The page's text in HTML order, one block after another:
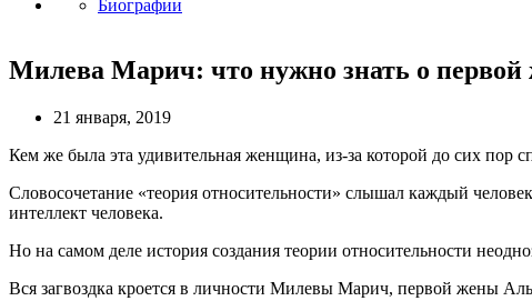
Биографии
Милева Марич: что нужно знать о
21 января, 2019
Кем же была эта удивительная женщина, из-за которой до сих пор
Словосочетание «теория относительности» слышал каждый
интеллект человека.
Но на самом деле история создания теории относительности
Вся загвоздка кроется в личности Милевы Марич, первой жены